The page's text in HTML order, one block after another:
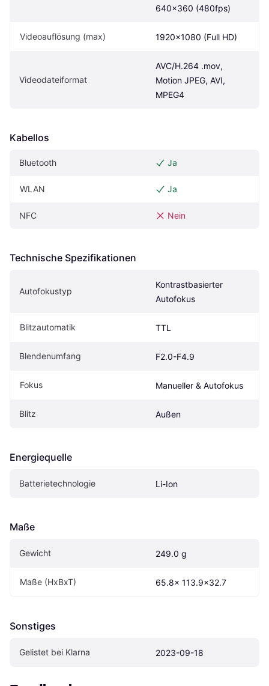
640x360 (480fps)
Videoauflösung (max) 1920x1080 (Full HD)
Videodateiformat
AVC/H.264 .mov,
Motion JPEG, AVI,
MPEG4
Kabellos
Bluetooth Ja
WLAN Ja
NFC Nein
Technische Spezifikationen
Autofokustyp
Kontrastbasierter
Autofokus
Blitzautomatik TTL
Blendenumfang F2.0-F4.9
Fokus Manueller & Autofokus
Blitz Außen
Energiequelle
Batterietechnologie Li-Ion
Maße
Gewicht 249.0 g
Maße (HxBxT) 65.8x 113.9x32.7
Sonstiges
Gelistet bei Klarna 2023-09-18